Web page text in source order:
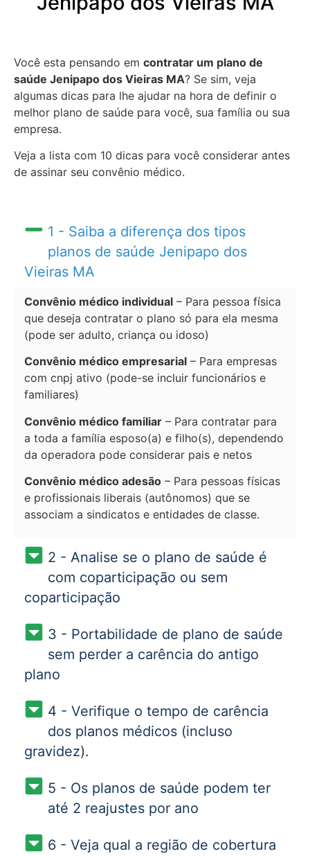
Você esta pensando em contratar um plano de
saúde Jenipapo dos Vieiras MA? Se sim, veja
algumas dicas para lhe ajudar na hora de definir o
melhor plano de saúde para você, sua família ou sua
empresa.
Veja a lista com 10 dicas para você considerar antes
de assinar seu convênio médico.
1 - Saiba a diferença dos tipos
planos de saúde Jenipapo dos
Vieiras MA
Convênio médico individual – Para pessoa física
que deseja contratar o plano só para ela mesma
(pode ser adulto, criança ou idoso)
Convênio médico empresarial – Para empresas
com cnpj ativo (pode-se incluir funcionários e
familiares)
Convênio médico familiar – Para contratar para
a toda a família esposo(a) e filho(s), dependendo
da operadora pode considerar pais e netos
Convênio médico adesão – Para pessoas físicas
e profissionais liberais (autônomos) que se
associam a sindicatos e entidades de classe.
2 - Analise se o plano de saúde é
com coparticipação ou sem
coparticipação
3 - Portabilidade de plano de saúde
sem perder a carência do antigo
plano
4 - Verifique o tempo de carência
dos planos médicos (incluso
gravidez).
5 - Os planos de saúde podem ter
até 2 reajustes por ano
6 - Veja qual a região de cobertura